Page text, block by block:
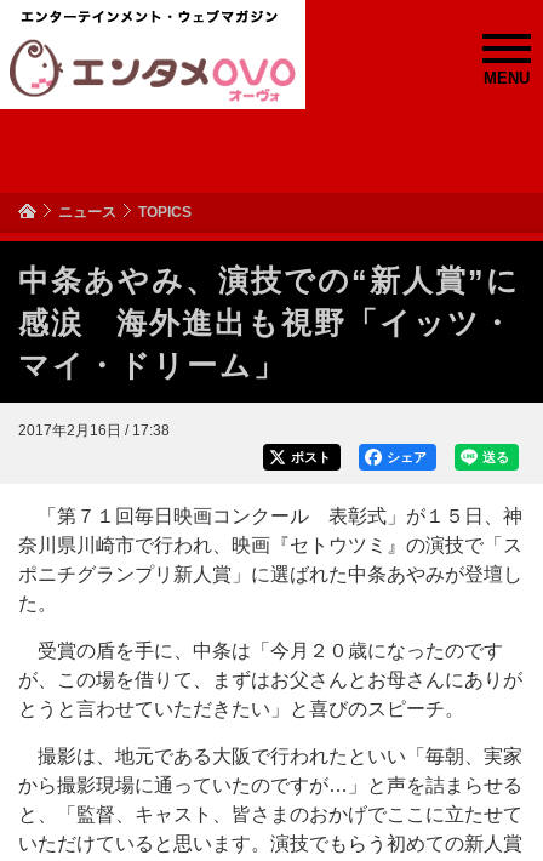
MENU
ニュース TOPICS
中条あやみ、演技での“新人賞”に
感涙 海外進出も視野「イッツ・
マイ・ドリーム」
2017年2月16日 / 17:38
送る
シェア
ポスト
「第７１回毎日映画コンクール 表彰式」が１５日、神
奈川県川崎市で行われ、映画『セトウツミ』の演技で「ス
ポニチグランプリ新人賞」に選ばれた中条あやみが登壇し
た。
受賞の盾を手に、中条は「今月２０歳になったのです
が、この場を借りて、まずはお父さんとお母さんにありが
とうと言わせていただきたい」と喜びのスピーチ。
撮影は、地元である大阪で行われたといい「毎朝、実家
から撮影現場に通っていたのですが…」と声を詰まらせる
と、「監督、キャスト、皆さまのおかげでここに立たせて
いただけていると思います。演技でもらう初めての新人賞